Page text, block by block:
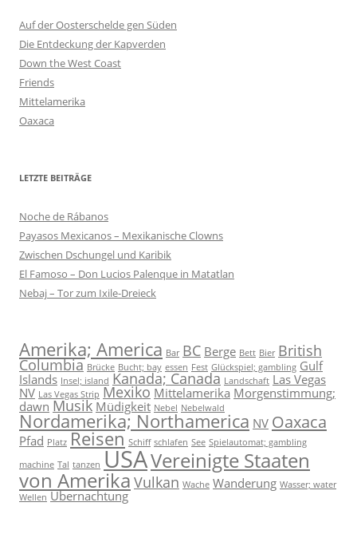
Auf der Oosterschelde gen Süden
Die Entdeckung der Kapverden
Down the West Coast
Friends
Mittelamerika
Oaxaca
LETZTE BEITRÄGE
Noche de Rábanos
Payasos Mexicanos – Mexikanische Clowns
Zwischen Dschungel und Karibik
El Famoso – Don Lucios Palenque in Matatlan
Nebaj – Tor zum Ixile-Dreieck
Amerika; America Bar BC Berge Bett Bier British
Columbia Brücke Bucht; bay essen Fest Glückspiel; gambling Gulf
Islands Insel; island Kanada; Canada Landschaft Las Vegas
NV Las Vegas Strip Mexiko Mittelamerika Morgenstimmung;
dawn Musik Müdigkeit Nebel Nebelwald
Nordamerika; Northamerica NV Oaxaca
Pfad Platz Reisen Schiff schlafen See Spielautomat; gambling
machine Tal tanzen USAVereinigte Staaten
von AmerikaVulkan Wache Wanderung Wasser; water
Wellen Übernachtung